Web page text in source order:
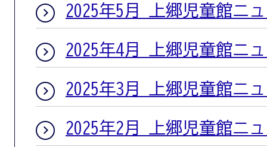
2025年5月 上郷児童館ニ
2025年4月 上郷児童館ニ
2025年3月 上郷児童館ニ
2025年2月 上郷児童館ニ